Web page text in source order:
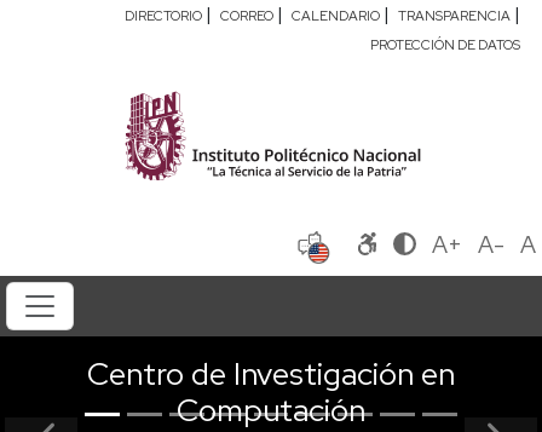
DIRECTORIO | CORREO | CALENDARIO | TRANSPARENCIA |
PROTECCIÓN DE DATOS
A+ A- A
Centro de Investigación en
Computación